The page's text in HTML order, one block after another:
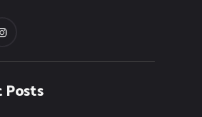
Posts